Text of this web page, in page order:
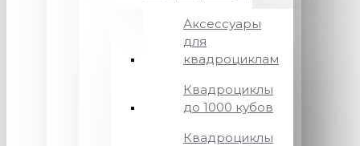
Аксессуары
для
квадроциклам
Квадроциклы
до 1000 кубов
Квадроциклы